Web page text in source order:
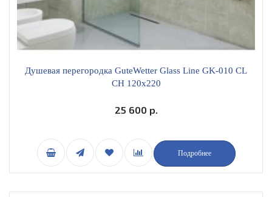
Душевая перегородка GuteWetter Glass Line GK-010 CL
CH 120x220
25 600 р.
Подробнее